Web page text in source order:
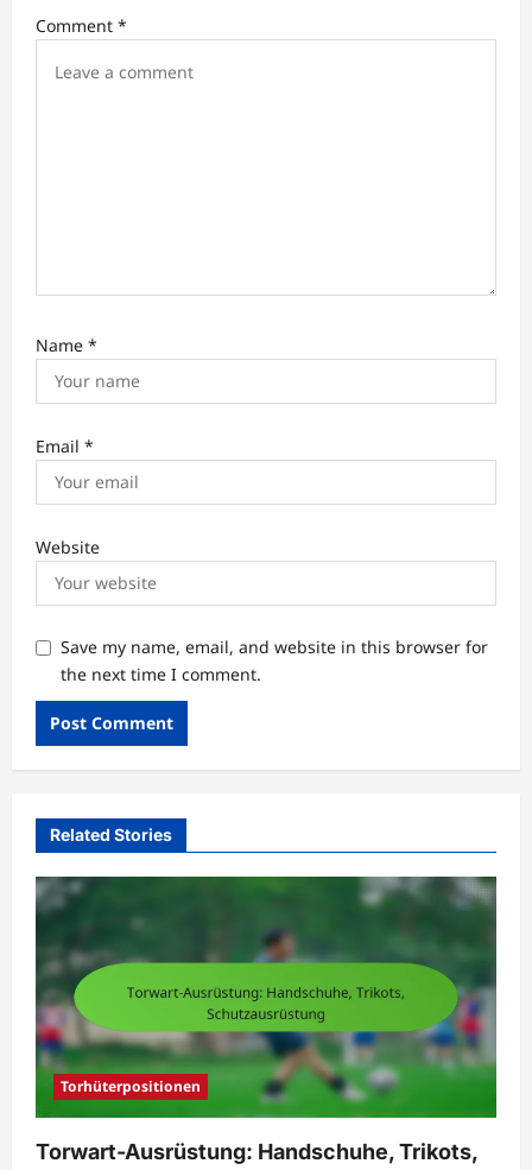
i
Comment *
Name *
Email *
Website
Save my name, email, and website in this browser for
the next time I comment.
Related Stories
Torhüterpositionen
Torwart-Ausrüstung: Handschuhe, Trikots,